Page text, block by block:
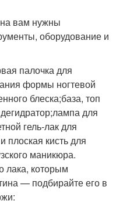
вам нужны
оборудование и
палочка для
формы ногтевой
блеска;база, топ
для
гель-лак для
плоская кисть для
маникюра.
лака, которым
— подбирайте его в